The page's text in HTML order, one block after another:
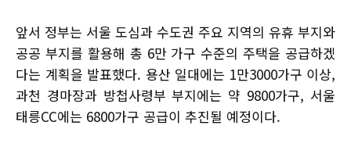
앞서 정부는 서울 도심과 수도권 주요 지역의 유휴 부지와
공공 부지를 활용해 총 6만 가구 수준의 주택을 공급하겠
다는 계획을 발표했다. 용산 일대에는 1만3000가구 이상,
과천 경마장과 방첩사령부 부지에는 약 9800가구, 서울
태릉CC에는 6800가구 공급이 추진될 예정이다.